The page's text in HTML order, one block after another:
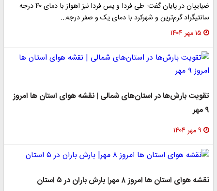
ضیاییان در پایان گفت: طی فردا و پس فردا نیز اهواز با دمای ۴۰ درجه
سانتیگراد گرم‌ترین و شهرکرد با دمای یک و صفر درجه…
۱۵ مهر ۱۴۰۴
تقویت بارش‌ها در استان‌های شمالی | نقشه هوای استان ها امروز
۹ مهر
۹ مهر ۱۴۰۴
نقشه هوای استان ها امروز ۸ مهر| بارش باران در ۵ استان